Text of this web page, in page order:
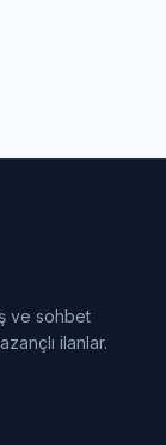
ve sohbet
ilanlar.